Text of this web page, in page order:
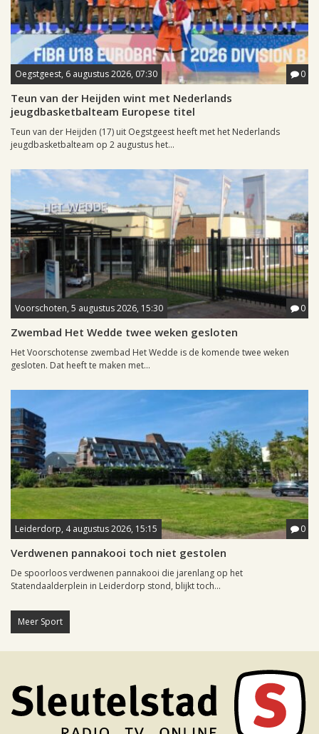
Oegstgeest, 6 augustus 2026, 07:30 0
Teun van der Heijden wint met Nederlands
jeugdbasketbalteam Europese titel
Teun van der Heijden (17) uit Oegstgeest heeft met het Nederlands
jeugdbasketbalteam op 2 augustus het...
Voorschoten, 5 augustus 2026, 15:30 0
Zwembad Het Wedde twee weken gesloten
Het Voorschotense zwembad Het Wedde is de komende twee weken
gesloten. Dat heeft te maken met...
Leiderdorp, 4 augustus 2026, 15:15 0
Verdwenen pannakooi toch niet gestolen
De spoorloos verdwenen pannakooi die jarenlang op het
Statendaalderplein in Leiderdorp stond, blijkt toch...
Meer Sport